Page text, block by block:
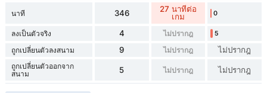
นาที 346
27 นาทีต่อ
เกม
0
ลงเป็นตัวจริง 4 ไม่ปรากฎ 5
ถูกเปลี่ยนตัวลงสนาม 9 ไม่ปรากฎ ไม่ปรากฎ
ถูกเปลี่ยนตัวออกจาก
สนาม
5 ไม่ปรากฎ ไม่ปรากฎ